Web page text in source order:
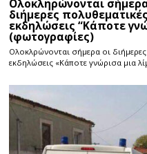
Ολοκληρώνονται
διήμερες
εκδηλώσεις “Κάποτε
(φωτογραφίες)
Ολοκλρώνονται σήμερα οι
εκδηλώσεις «Κάποτε γνώρισα μια